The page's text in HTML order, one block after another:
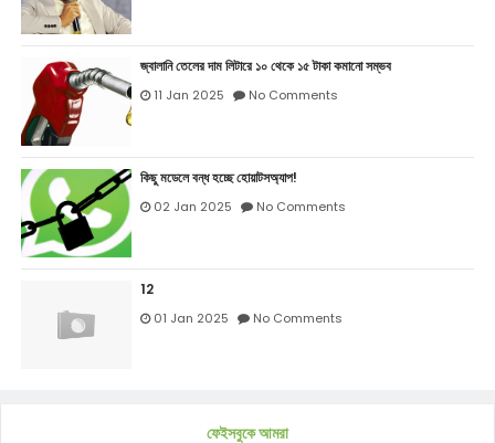
জ্বালানি তেলের দাম লিটারে ১০ থেকে ১৫ টাকা কমানো সম্ভব
11 Jan 2025 No Comments
কিছু মডেলে বন্ধ হচ্ছে হোয়াটসঅ্যাপ!
02 Jan 2025 No Comments
12
01 Jan 2025 No Comments
ফেইসবুকে আমরা